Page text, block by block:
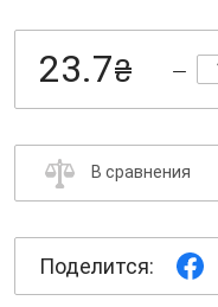
23.7₴
В сравнения
Поделится: